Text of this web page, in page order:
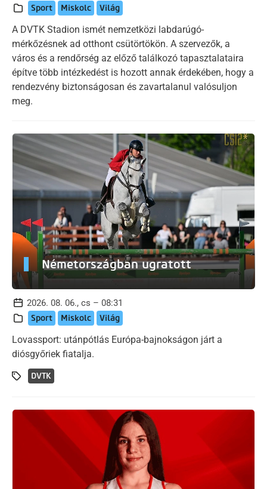
Sport Miskolc Világ
A DVTK Stadion ismét nemzetközi labdarúgó-
mérkőzésnek ad otthont csütörtökön. A szervezők, a
város és a rendőrség az előző találkozó tapasztalataira
építve több intézkedést is hozott annak érdekében, hogy a
rendezvény biztonságosan és zavartalanul valósuljon
meg.
Németországban ugratott
2026. 08. 06., cs – 08:31
Sport Miskolc Világ
Lovassport: utánpótlás Európa-bajnokságon járt a
diósgyőriek fiatalja.
DVTK